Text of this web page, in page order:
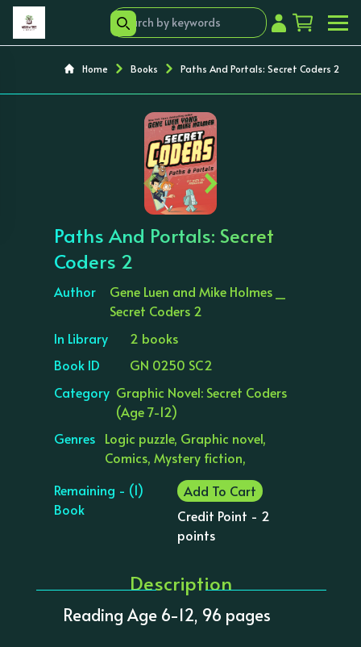
Home Books Paths And Portals: Secret Coders 2
‹ ›
Paths And Portals: Secret
Coders 2
Author
Gene Luen and Mike Holmes _
Secret Coders 2
In Library
2 books
Book ID
GN 0250 SC2
Category Graphic Novel: Secret Coders
(Age 7-12)
Genres Logic puzzle, Graphic novel,
Comics, Mystery fiction,
Remaining - (1)
Book
Add To Cart
Credit Point - 2
points
Description
Reading Age 6-12, 96 pages